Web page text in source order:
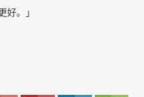
好。」